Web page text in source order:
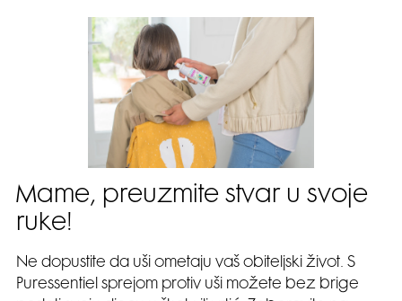
Mame, preuzmite stvar u svoje
ruke!
Ne dopustite da uši ometaju vaš obiteljski život. S
Puressentiel sprejom protiv uši možete bez brige